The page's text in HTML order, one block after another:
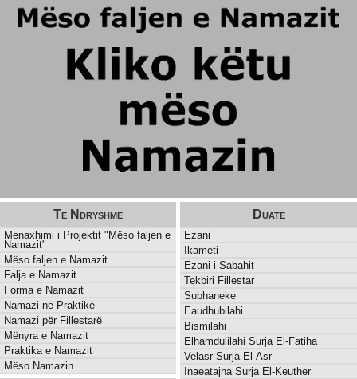
Të Ndryshme
Menaxhimi i Projektit "Mëso faljen e
Namazit"
Mëso faljen e Namazit
Falja e Namazit
Forma e Namazit
Namazi në Praktikë
Namazi për Fillestarë
Mënyra e Namazit
Praktika e Namazit
Mëso Namazin
Duatë
Ezani
Ikameti
Ezani i Sabahit
Tekbiri Fillestar
Subhaneke
Eaudhubilahi
Bismilahi
Elhamdulilahi Surja El-Fatiha
Velasr Surja El-Asr
Inaeatajna Surja El-Keuther